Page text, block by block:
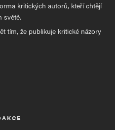
kritických autorů, kteří chtějí
světě.
tím, že publikuje kritické názory